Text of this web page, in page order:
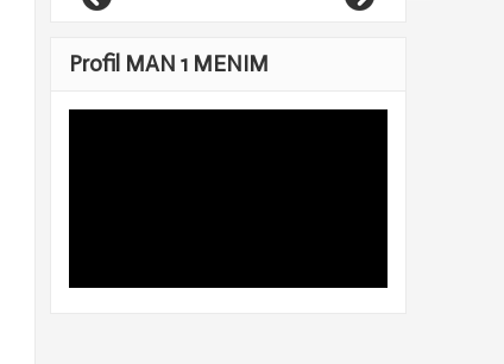
Profil MAN 1 MENIM